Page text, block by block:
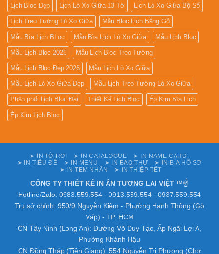
Lịch Bloc Đẹp Lịch Lò Xo Giữa 13 Tờ Lịch Lò Xo Giữa Bộ Số
Lịch Treo Tường Lò Xo Giữa Mẫu Bloc Lịch Bằng Gỗ
Mẫu Bìa Lịch BLoc Mẫu Bìa Lịch Lò Xo Giữa Mẫu Lịch Bloc
Mẫu Lịch Bloc 2026 Mẫu Lịch Bloc Treo Tường
Mẫu Lịch Bloc Đẹp 2026 Mẫu Lịch Lò Xo Giữa
Mẫu Lịch Lò Xo Giữa Đẹp Mẫu Lịch Treo Tường Lò Xo Giữa
Phân phối Lịch Bloc Đại Thiết Kế Lịch Bloc Ép Kim Bìa Lịch
Ép Kim Lịch Bloc
➤ IN TỜ RƠI ➤ IN CATALOGUE
➤ IN NAME CARD
➤ IN TIÊU ĐỀ
➤ IN MENU ➤ IN BAO THƯ
➤ IN BÌA HỒ SƠ
➤ IN TEM NHÃN
➤ IN THIỆP TẾT
CÔNG TY THIẾT KẾ IN ẤN TƯƠNG LAI VIỆT ™☝️
Hotline/Zalo: 0983.559.554 - 0913.559.554 - 0937.559.554
Trụ sở chính: 950/9 Nguyễn Kiệm - Phường Hạnh Thông (Gò
Vấp) - TP. HCM
CN Tây Ninh (Long An): Đường Võ Duy Tạo, Ấp Ngãi Lợi A,
Phường Khánh Hậu
CN Đồng Tháp (Tiền Giang): 554 Nguyễn Tri Phương (Chợ